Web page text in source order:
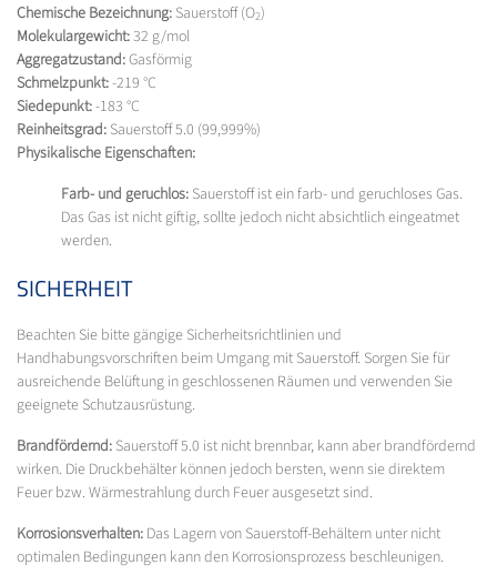
Chemische Bezeichnung: Sauerstoff (O2)
Molekulargewicht:32 g/mol
Aggregatzustand:Gasförmig
Schmelzpunkt:-219 °C
Siedepunkt:-183 °C
Reinheitsgrad: Sauerstoff 5.0 (99,999%)
Physikalische Eigenschaften:
Farb- und geruchlos: Sauerstoff ist ein farb- und geruchloses Gas.
Das Gas ist nicht giftig, sollte jedoch nicht absichtlich eingeatmet
werden.
SICHERHEIT
Beachten Sie bitte gängige Sicherheitsrichtlinien und
Handhabungsvorschriften beim Umgang mit Sauerstoff. Sorgen Sie für
ausreichende Belüftung in geschlossenen Räumen und verwenden Sie
geeignete Schutzausrüstung.
Brandfördernd: Sauerstoff 5.0 ist nicht brennbar, kann aber brandfördernd
wirken. Die Druckbehälter können jedoch bersten, wenn sie direktem
Feuer bzw. Wärmestrahlung durch Feuer ausgesetzt sind.
Korrosionsverhalten: Das Lagern von Sauerstoff-Behältern unter nicht
optimalen Bedingungen kann den Korrosionsprozess beschleunigen.